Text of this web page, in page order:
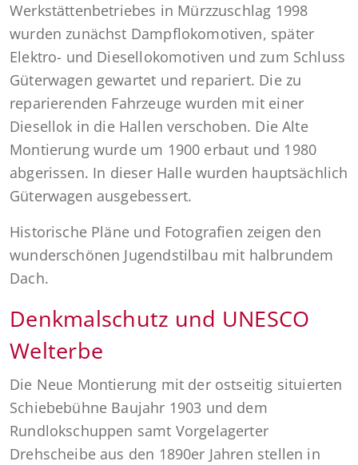
Werkstättenbetriebes in Mürzzuschlag 1998
wurden zunächst Dampflokomotiven, später
Elektro- und Diesellokomotiven und zum Schluss
Güterwagen gewartet und repariert. Die zu
reparierenden Fahrzeuge wurden mit einer
Diesellok in die Hallen verschoben. Die Alte
Montierung wurde um 1900 erbaut und 1980
abgerissen. In dieser Halle wurden hauptsächlich
Güterwagen ausgebessert.
Historische Pläne und Fotografien zeigen den
wunderschönen Jugendstilbau mit halbrundem
Dach.
Denkmalschutz und UNESCO
Welterbe
Die Neue Montierung mit der ostseitig situierten
Schiebebühne Baujahr 1903 und dem
Rundlokschuppen samt Vorgelagerter
Drehscheibe aus den 1890er Jahren stellen in